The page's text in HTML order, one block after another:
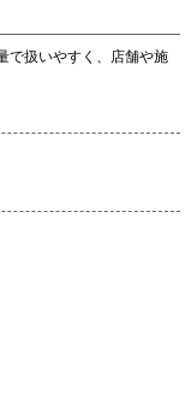
で扱いやすく、店舗や施